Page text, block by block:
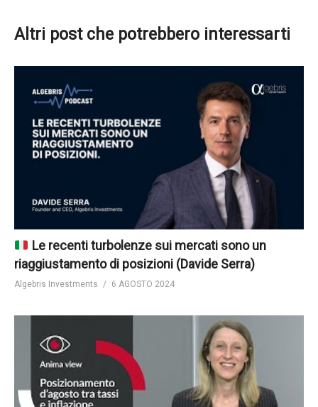
Altri post che potrebbero interessarti
Le recenti turbolenze sui mercati sono un
riaggiustamento di posizioni (Davide Serra)
Algebris Investments 6 AGOSTO 2024